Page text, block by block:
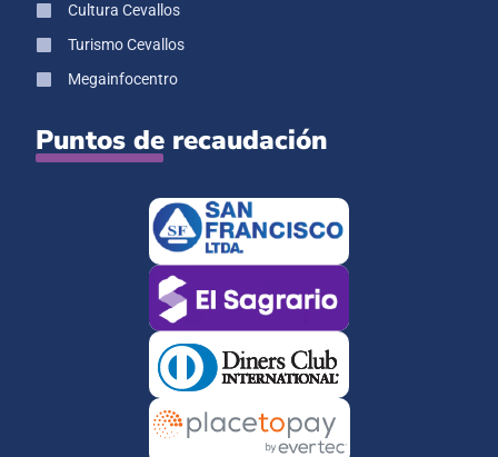
Cultura Cevallos
Turismo Cevallos
Megainfocentro
Puntos de recaudación